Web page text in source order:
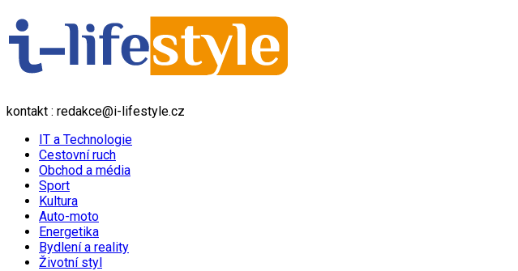
kontakt : redakce@i-lifestyle.cz
IT a Technologie
Cestovní ruch
Obchod a média
Sport
Kultura
Auto-moto
Energetika
Bydlení a reality
Životní styl